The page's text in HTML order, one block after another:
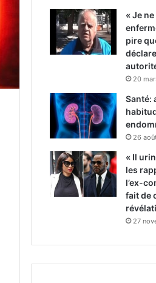
« Je
pire
20
Santé:
26
« Il
les
l’ex-
fait de
27